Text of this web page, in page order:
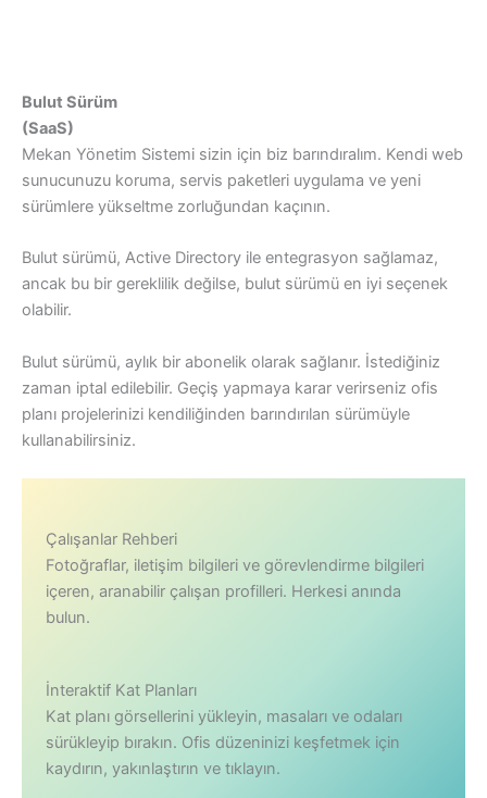
Bulut Sürüm
(SaaS)
Mekan Yönetim Sistemi sizin için biz barındıralım. Kendi web
sunucunuzu koruma, servis paketleri uygulama ve yeni
sürümlere yükseltme zorluğundan kaçının.
Bulut sürümü, Active Directory ile entegrasyon sağlamaz,
ancak bu bir gereklilik değilse, bulut sürümü en iyi seçenek
olabilir.
Bulut sürümü, aylık bir abonelik olarak sağlanır. İstediğiniz
zaman iptal edilebilir. Geçiş yapmaya karar verirseniz ofis
planı projelerinizi kendiliğinden barındırılan sürümüyle
kullanabilirsiniz.
Çalışanlar Rehberi
Fotoğraflar, iletişim bilgileri ve görevlendirme bilgileri
içeren, aranabilir çalışan profilleri. Herkesi anında
bulun.
İnteraktif Kat Planları
Kat planı görsellerini yükleyin, masaları ve odaları
sürükleyip bırakın. Ofis düzeninizi keşfetmek için
kaydırın, yakınlaştırın ve tıklayın.